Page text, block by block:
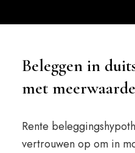
Beleggen in
met
Rente
vertrouwen op om in